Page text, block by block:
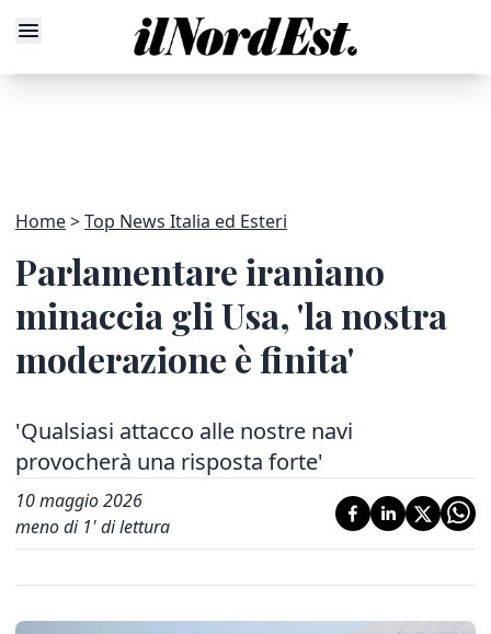
Home Top News Italia ed Esteri
Parlamentare iraniano
minaccia gli Usa, 'la nostra
moderazione è finita'
'Qualsiasi attacco alle nostre navi
provocherà una risposta forte'
10 maggio 2026
meno di 1' di lettura